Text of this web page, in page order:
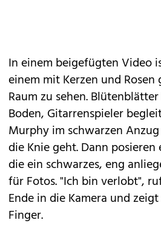
In einem beigefügten Video
einem mit Kerzen und Rosen
Raum zu sehen.
Boden, Gitarrenspieler
Murphy im schwarzen
die Knie geht. Dann
die ein schwarzes, eng
für Fotos. "Ich bin verlobt",
Ende in die Kamera und
Finger.